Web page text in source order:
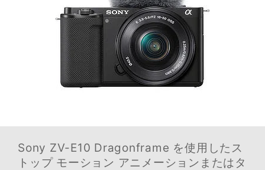
Sony ZV-E10 Dragonframe を使用したス
トップ モーション アニメーションまたはタ